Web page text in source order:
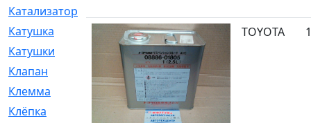
Катализатор
Катушка
[2]
Катушки
[291]
Клапан
[375]
Клемма
[5]
Клёпка
[2]
TOYOTA 1